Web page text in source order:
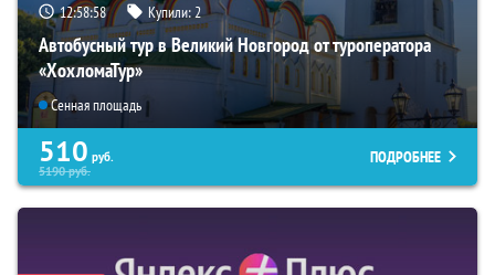
12:58:57 Купили:2
Автобусный тур в Великий Новгород от туроператора
«ХохломаТур»
Сенная площадь
510 руб.
5190руб.
ПОДРОБНЕЕ